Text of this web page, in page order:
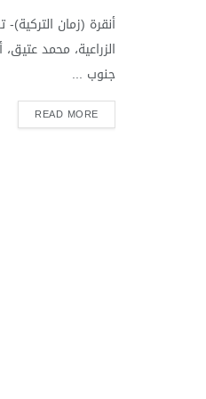
أنقرة (زمان
الزراعية، محمد
جنوب ...
READ MORE